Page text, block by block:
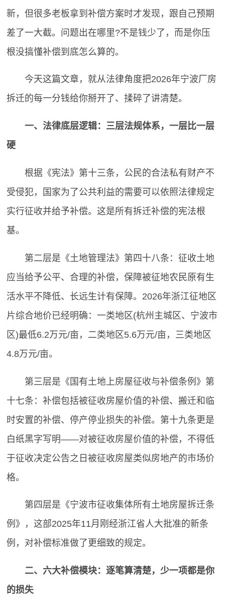
新，但很多老板拿到补偿方案时才发现，跟自己预期
差了一大截。问题出在哪里?不是钱少了，而是你压
根没搞懂补偿到底怎么算的。
今天这篇文章，就从法律角度把2026年宁波厂房
拆迁的每一分钱给你掰开了、揉碎了讲清楚。
一、法律底层逻辑：三层法规体系，一层比一层
硬
根据《宪法》第十三条，公民的合法私有财产不
受侵犯，国家为了公共利益的需要可以依照法律规定
实行征收并给予补偿。这是所有拆迁补偿的宪法根
基。
第二层是《土地管理法》第四十八条：征收土地
应当给予公平、合理的补偿，保障被征地农民原有生
活水平不降低、长远生计有保障。2026年浙江征地区
片综合地价已经明确：一类地区(杭州主城区、宁波市
区)最低6.2万元/亩，二类地区5.6万元/亩，三类地区
4.8万元/亩。
第三层是《国有土地上房屋征收与补偿条例》第
十七条：补偿包括被征收房屋价值的补偿、搬迁和临
时安置的补偿、停产停业损失的补偿。第十九条更是
白纸黑字写明——对被征收房屋价值的补偿，不得低
于征收决定公告之日被征收房屋类似房地产的市场价
格。
第四层是《宁波市征收集体所有土地房屋拆迁条
例》，这部2025年11月刚经浙江省人大批准的新条
例，对补偿标准做了更细致的规定。
二、六大补偿模块：逐笔算清楚，少一项都是你
的损失